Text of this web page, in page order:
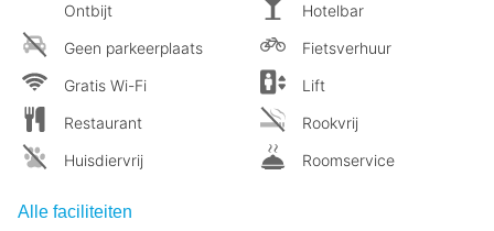
Ontbijt
Geen parkeerplaats
Gratis Wi-Fi
Restaurant
Huisdiervrij
Hotelbar
Fietsverhuur
Lift
Rookvrij
Roomservice
Alle faciliteiten